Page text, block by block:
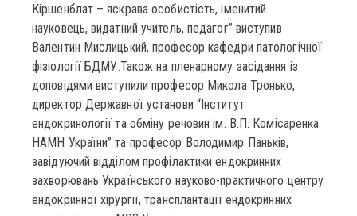
Кіршенблат – яскрава особистість, іменитий
науковець, видатний учитель, педагог” виступив
Валентин Мислицький, професор кафедри патологічної
фізіології БДМУ.Також на пленарному засідання із
доповідями виступили професор Микола Тронько,
директор Державної установи “Інститут
ендокринології та обміну речовин ім. В.П. Комісаренка
НАМН України” та професор Володимир Паньків,
завідуючий відділом профілактики ендокринних
захворювань Українського науково-практичного центру
ендокринної хірургії, трансплантації ендокринних